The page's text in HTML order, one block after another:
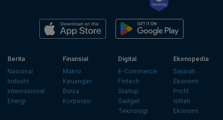
Berita
Nasional
Industri
Internasional
Energi
Finansial
Makro
Keuangan
Bursa
Korporasi
Digital
E-Commerce
Fintech
Startup
Gadget
Teknologi
Ekonopedia
Sejarah
Ekonomi
Profil
Istilah
Ekonomi